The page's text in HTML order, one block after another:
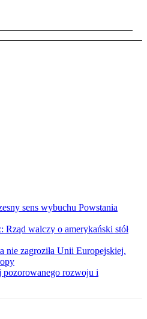
sens wybuchu Powstania
Rząd walczy o amerykański stół
nie zagroziła Unii Europejskiej.
rozwoju i